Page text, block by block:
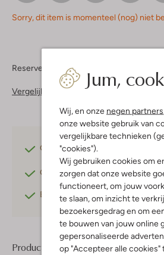
Jum,
Wij, en onze negen partners
onze website gebruik van
vergelijkbare technieken
"cookies").
Wij gebruiken cookies om
zorgen dat onze website
functioneert, om jouw
te slaan, om inzicht te
bezoekersgedrag en om
te bouwen van jouw online
gepersonaliseerde
op "Accepteer alle cookies"
Sorry, dit item is momenteel (nog) niet
Reserveer direct in een van onze 37
Vergelijkbare items
Gratis verzending
Gratis retournerenbinnen 30
Betaal achteraf met Klarna
Product informatie